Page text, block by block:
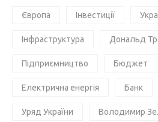
Європа Інвестиції
Інфраструктура Дональд
Підприємництво Бюджет
Електрична енергія Банк
Уряд України Володимир